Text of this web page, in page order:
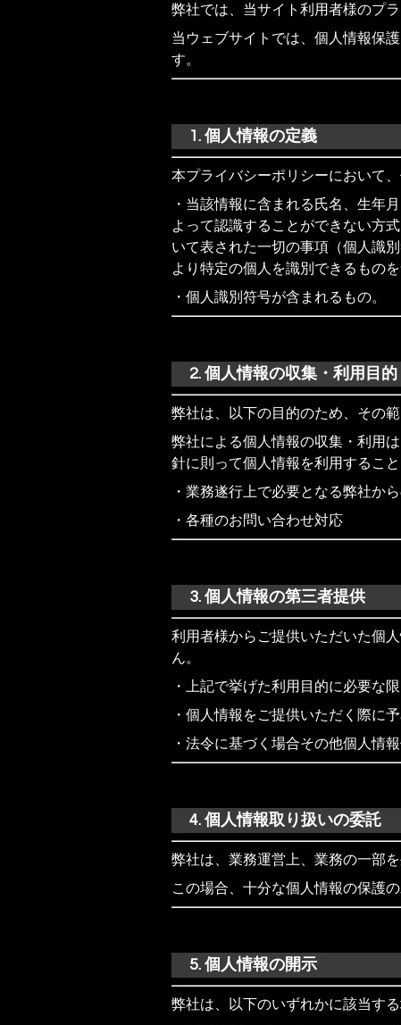
弊社では、当サイト利用者様のプ
当ウェブサイトでは、個人情報保
す。
1. 個人情報の定義
本プライバシーポリシーにおいて
・当該情報に含まれる氏名、生年
よって認識することができない方
いて表された一切の事項（個人識
より特定の個人を識別できるものを
・個人識別符号が含まれるもの。
2. 個人情報の収集・利用目的
弊社は、以下の目的のため、その
弊社による個人情報の収集・利用
針に則って個人情報を利用するこ
・業務遂行上で必要となる弊社か
・各種のお問い合わせ対応
3. 個人情報の第三者提供
利用者様からご提供いただいた個
ん。
・上記で挙げた利用目的に必要な
・個人情報をご提供いただく際に
・法令に基づく場合その他個人情
4. 個人情報取り扱いの委託
弊社は、業務運営上、業務の一部
この場合、十分な個人情報の保護
5. 個人情報の開示
弊社は、以下のいずれかに該当す